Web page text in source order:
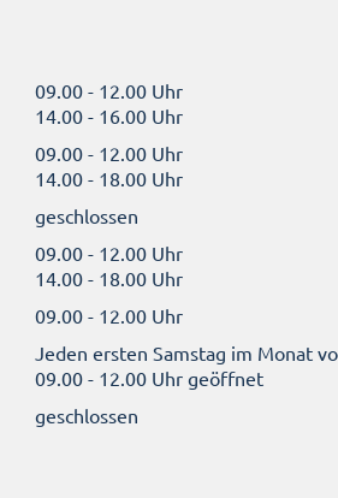
09.00 - 12.00 Uhr
14.00 - 16.00 Uhr
09.00 - 12.00 Uhr
14.00 - 18.00 Uhr
geschlossen
09.00 - 12.00 Uhr
14.00 - 18.00 Uhr
09.00 - 12.00 Uhr
Jeden ersten Samstag im Monat
09.00 - 12.00 Uhr geöffnet
geschlossen